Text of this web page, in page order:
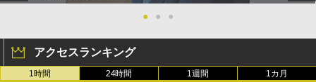
●
● ●
アクセスランキング
1時間 24時間 1週間 1カ月